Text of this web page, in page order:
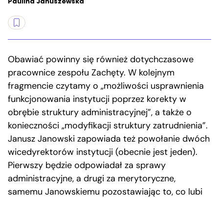
Obawiać powinny się również dotychczasowe
pracownice zespołu Zachęty. W kolejnym
fragmencie czytamy o „możliwości usprawnienia
funkcjonowania instytucji poprzez korekty w
obrębie struktury administracyjnej”, a także o
konieczności „modyfikacji struktury zatrudnienia”.
Janusz Janowski zapowiada też powołanie dwóch
wicedyrektorów instytucji (obecnie jest jeden).
Pierwszy będzie odpowiadał za sprawy
administracyjne, a drugi za merytoryczne,
samemu Janowskiemu pozostawiając to, co lubi